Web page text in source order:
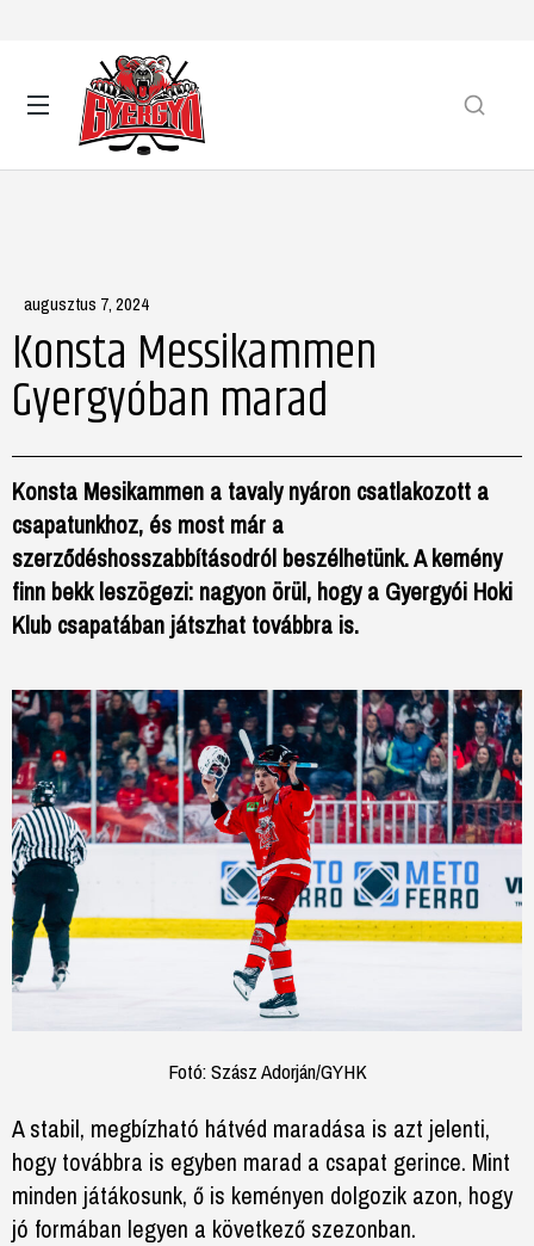
augusztus 7, 2024
Konsta Messikammen
Gyergyóban marad
Konsta Mesikammen a tavaly nyáron csatlakozott a
csapatunkhoz, és most már a
szerződéshosszabbításodról beszélhetünk. A kemény
finn bekk leszögezi: nagyon örül, hogy a Gyergyói Hoki
Klub csapatában játszhat továbbra is.
Fotó: Szász Adorján/GYHK
A stabil, megbízható hátvéd maradása is azt jelenti,
hogy továbbra is egyben marad a csapat gerince. Mint
minden játákosunk, ő is keményen dolgozik azon, hogy
jó formában legyen a következő szezonban.